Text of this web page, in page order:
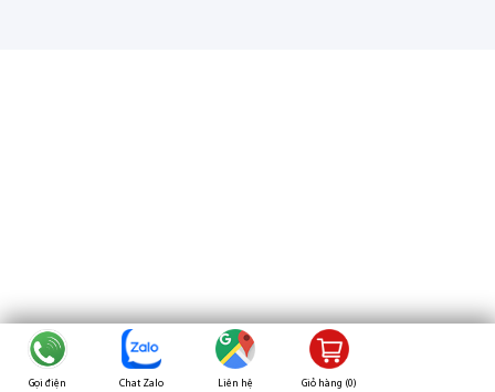
Gọi điện Chat Zalo Liên hệ Giỏ hàng (0)